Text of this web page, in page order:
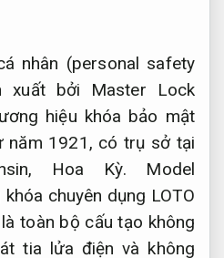
nhân (personal safety
xuất bởi Master Lock
hiệu khóa bảo mật
năm 1921, có trụ sở tại
Hoa Kỳ. Model
chuyên dụng LOTO
toàn bộ cấu tạo không
tia lửa điện và không